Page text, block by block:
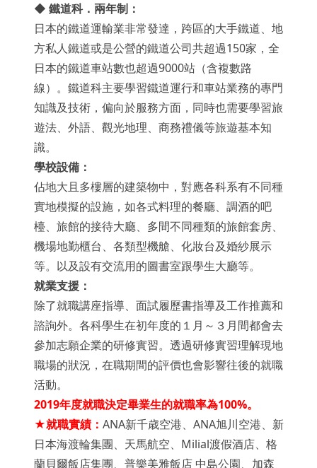
◆ 鐵道科．兩年制：
日本的鐵道運輸業非常發達，跨區的大手鐵道、地
方私人鐵道或是公營的鐵道公司共超過150家，全
日本的鐵道車站數也超過9000站（含複數路
線）。鐵道科主要學習鐵道運行和車站業務的專門
知識及技術，偏向於服務方面，同時也需要學習旅
遊法、外語、觀光地理、商務禮儀等旅遊基本知
識。
學校設備：
佔地大且多樓層的建築物中，對應各科系有不同種
實地模擬的設施，如各式料理的餐廳、調酒的吧
檯、旅館的接待大廳、多間不同種類的旅館套房、
機場地勤櫃台、各類型機艙、化妝台及婚紗展示
等。以及設有交流用的圖書室跟學生大廳等。
就業支援：
除了就職講座指導、面試履歷書指導及工作推薦和
諮詢外。各科學生在初年度的１月～３月間都會去
參加志願企業的研修實習。透過研修實習理解現地
職場的狀況，在職期間的評價也會影響往後的就職
活動。
2019年度就職決定畢業生的就職率為100%。
★就職實績： ANA新千歳空港、ANA旭川空港、新
日本海渡輪集團、天馬航空、Milial渡假酒店、格
蘭貝爾飯店集團、普樂美雅飯店 中島公園、加森